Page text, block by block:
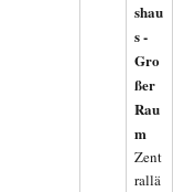
shau
s -
Gro
ßer
Rau
m
Zent
rallä